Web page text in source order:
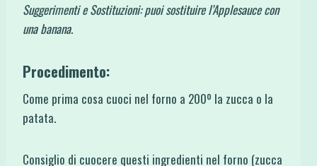
Suggerimenti e Sostituzioni: puoi sostituire l’Applesauce con
una banana.
Procedimento:
Come prima cosa cuoci nel forno a 200º la zucca o la
patata.
Consiglio di cuocere questi ingredienti nel forno (zucca